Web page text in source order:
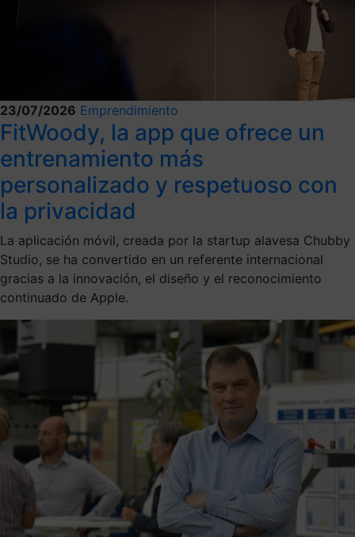
23/07/2026 Emprendimiento
FitWoody, la app que ofrece un
entrenamiento más
personalizado y respetuoso con
la privacidad
La aplicación móvil, creada por la startup alavesa Chubby
Studio, se ha convertido en un referente internacional
gracias a la innovación, el diseño y el reconocimiento
continuado de Apple.